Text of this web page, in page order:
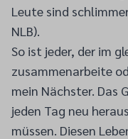
Leute sind
NLB).
So ist jeder, der im
zusammenarbeite
mein Nächster. Das
jeden Tag neu
müssen. Diesen